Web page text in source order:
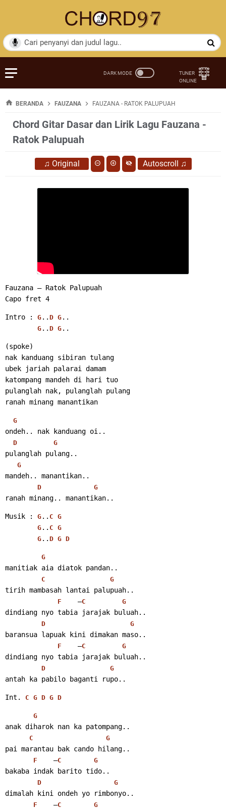
BERANDA FAUZANA FAUZANA - RATOK PALUPUAH
Chord Gitar Dasar dan Lirik Lagu Fauzana -
Ratok Palupuah
♫ Original Autoscroll ♫
Fauzana – Ratok Palupuah
Capo fret 4
Intro : G .. D G ..
G .. D G ..
(spoke)
nak kanduang sibiran tulang
ubek jariah palarai damam
katompang mandeh di hari tuo
pulanglah nak, pulanglah pulang
ranah minang manantikan
G
ondeh.. nak kanduang oi..
D G
pulanglah pulang..
G
mandeh.. manantikan..
D G
ranah minang.. manantikan..
Musik : G .. C G
G .. C G
G .. D G D
G
manitiak aia diatok pandan..
C G
tirih mambasah lantai palupuah..
F
    –
C G
dindiang nyo tabia jarajak buluah..
D G
baransua lapuak kini dimakan maso..
F
    –
C G
dindiang nyo tabia jarajak buluah..
D G
antah ka pabilo baganti rupo..
Int. C G D G D
G
anak diharok nan ka patompang..
C G
pai marantau bak cando hilang..
F
    –
C G
bakaba indak barito tido..
D G
dimalah kini ondeh yo rimbonyo..
F
    –
C G